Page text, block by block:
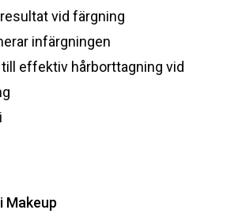
vid färgning
infärgningen
till effektiv hårborttagning vid
Makeup